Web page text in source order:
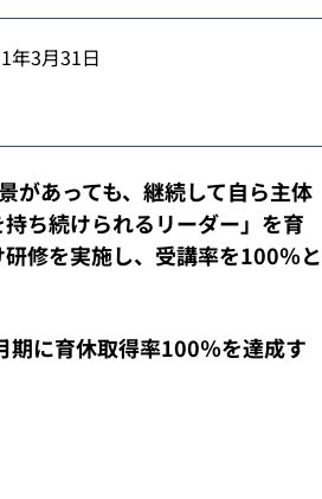
3月31日
があっても、継続して自ら主体
ち続けられるリーダー」を育
修を実施し、受講率を100％と
に育休取得率100％を達成す